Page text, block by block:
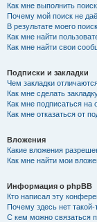
Как мне выполнить
Почему мой поиск не
В результате моего
Как мне найти
Как мне найти свои
Подписки и закладки
Чем закладки
Как мне сделать
Как мне подписаться
Как мне отказаться от
Вложения
Какие вложения
Как мне найти мои
Информация о phpBB
Кто написал эту
Почему здесь нет
С кем можно связаться